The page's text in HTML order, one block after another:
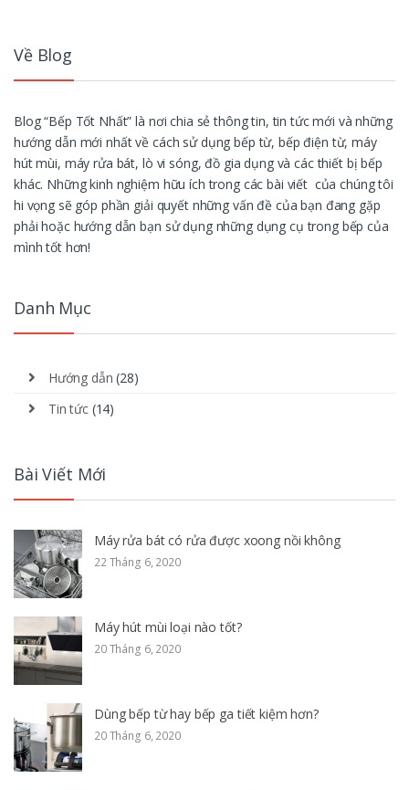
Về Blog
Blog “Bếp Tốt Nhất” là nơi chia sẻ thông tin, tin tức mới và những
hướng dẫn mới nhất về cách sử dụng bếp từ, bếp điện từ, máy
hút mùi, máy rửa bát, lò vi sóng, đồ gia dụng và các thiết bị bếp
khác. Những kinh nghiệm hữu ích trong các bài viết của chúng tôi
hi vọng sẽ góp phần giải quyết những vấn đề của bạn đang gặp
phải hoặc hướng dẫn bạn sử dụng những dụng cụ trong bếp của
mình tốt hơn!
Danh Mục
Hướng dẫn (28)
Tin tức(14)
Bài Viết Mới
Máy rửa bát có rửa được xoong nồi không
22 Tháng 6, 2020
Máy hút mùi loại nào tốt?
20 Tháng 6, 2020
Dùng bếp từ hay bếp ga tiết kiệm hơn?
20 Tháng 6, 2020